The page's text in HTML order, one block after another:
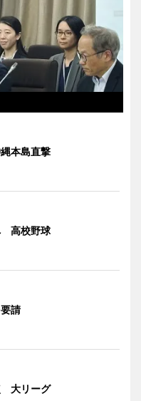
本島直撃
高校野球
請
大リーグ